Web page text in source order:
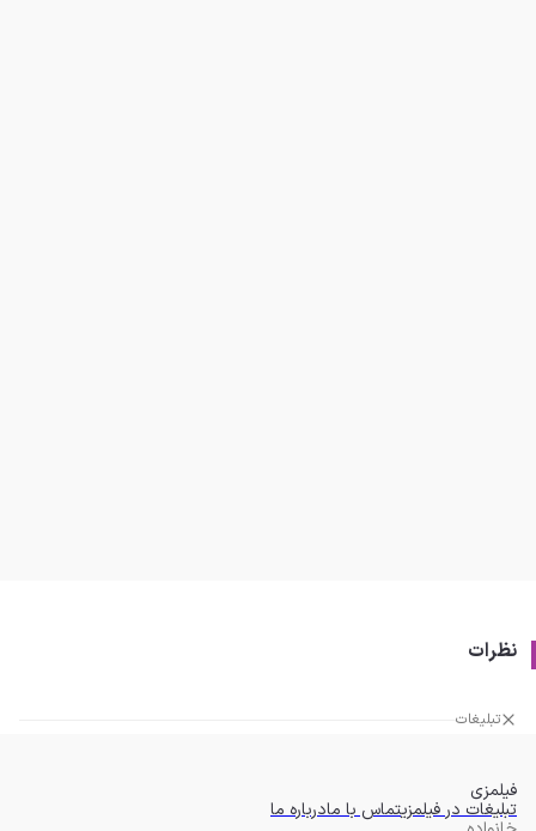
نظرات
تبلیغات
فیلمزی
تبلیغات در فیلمزیتماس با مادرباره ما